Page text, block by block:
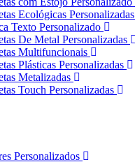
Ecológicas Personalizadas
Texto Personalizado
De Metal Personalizadas
Multifuncionais
Plásticas Personalizadas
Metalizadas
Touch Personalizadas
Personalizados